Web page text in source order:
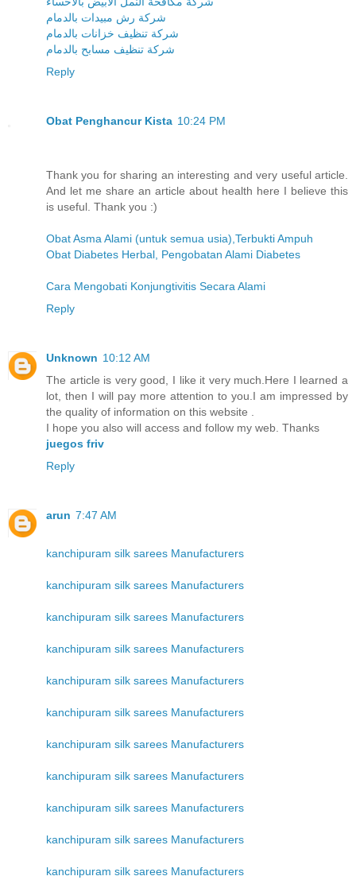
شركة رش مبيدات بالدمام
شركة تنظيف خزانات بالدمام
شركة تنظيف مسابح بالدمام
Reply
Obat Penghancur Kista 10:24 PM
Thank you for sharing an interesting and very useful article.
And let me share an article about health here I believe this
is useful. Thank you :)
Obat Asma Alami (untuk semua usia),Terbukti Ampuh
Obat Diabetes Herbal, Pengobatan Alami Diabetes
Cara Mengobati Konjungtivitis Secara Alami
Reply
Unknown 10:12 AM
The article is very good, I like it very much.Here I learned a
lot, then I will pay more attention to you.I am impressed by
the quality of information on this website .
I hope you also will access and follow my web. Thanks
juegos friv
Reply
arun 7:47 AM
kanchipuram silk sarees Manufacturers
kanchipuram silk sarees Manufacturers
kanchipuram silk sarees Manufacturers
kanchipuram silk sarees Manufacturers
kanchipuram silk sarees Manufacturers
kanchipuram silk sarees Manufacturers
kanchipuram silk sarees Manufacturers
kanchipuram silk sarees Manufacturers
kanchipuram silk sarees Manufacturers
kanchipuram silk sarees Manufacturers
kanchipuram silk sarees Manufacturers